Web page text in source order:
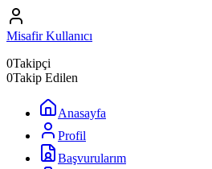
Misafir Kullanıcı
0Takipçi
0Takip Edilen
Anasayfa
Profil
Başvurularım